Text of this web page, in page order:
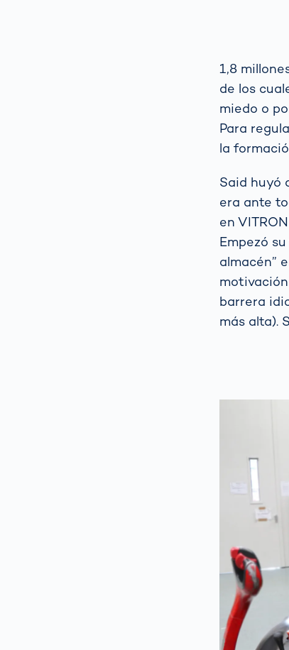
1,8
de los
miedo o
Para
la
Said huyó
era ante
en
Empezó
almacén”
barrera
más alta).